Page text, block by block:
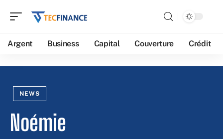
Argent Business Capital Couverture Crédit
NEWS
Noémie